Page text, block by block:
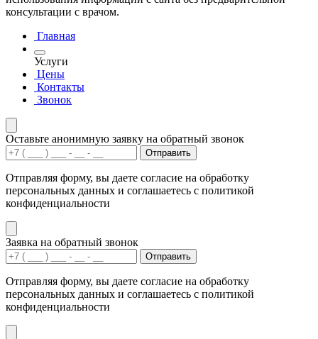
консультации с врачом.
Главная
Услуги
Цены
Контакты
Звонок
Оставьте анонимную заявку на обратный звонок
Отправить
Отправляя форму, вы даете согласие на обработку
персональных данных и соглашаетесь с политикой
конфиденциальности
Заявка на обратный звонок
Отправить
Отправляя форму, вы даете согласие на обработку
персональных данных и соглашаетесь с политикой
конфиденциальности